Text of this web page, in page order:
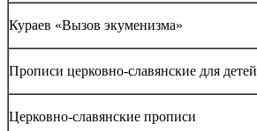
Кураев «Вызов экуменизма»
Прописи церковно-славянские для детей
Церковно-славянские прописи